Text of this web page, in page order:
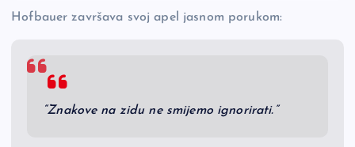
Hofbauer završava svoj apel jasnom porukom:
“Znakove na zidu ne smijemo ignorirati.”